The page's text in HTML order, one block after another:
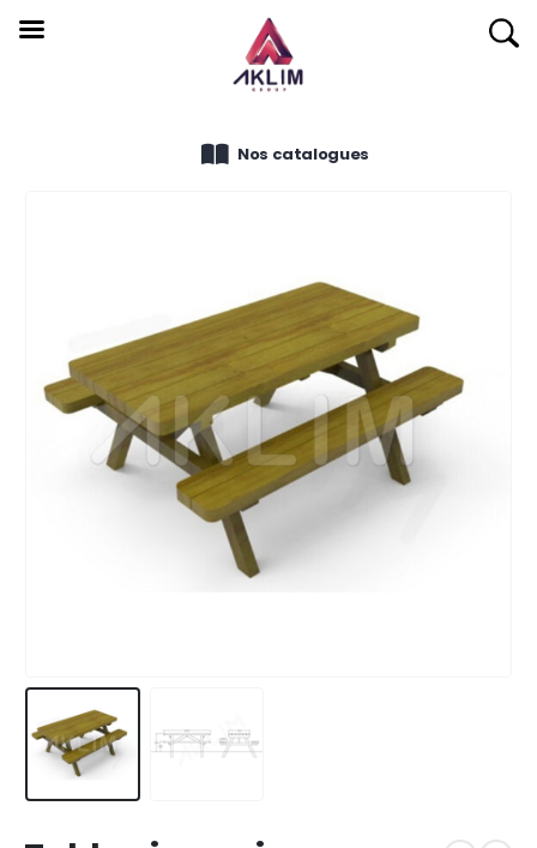
Nos catalogues